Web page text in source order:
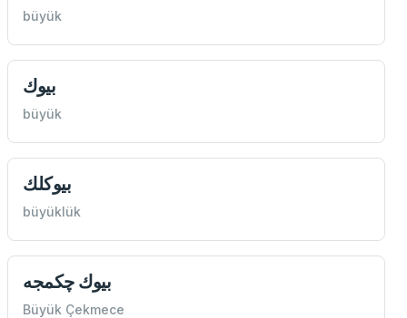
büyük
بيوك
büyük
بيوكلك
büyüklük
بيوك چكمجه
Büyük Çekmece